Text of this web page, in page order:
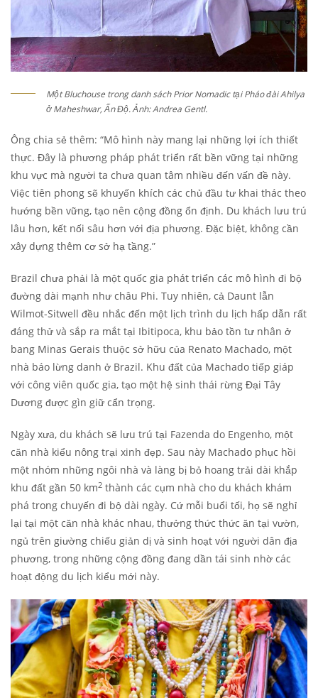
Một Bluchouse trong danh sách Prior Nomadic tại Pháo đài Ahilya
ở Maheshwar, Ấn Độ. Ảnh: Andrea Gentl.
Ông chia sẻ thêm: “Mô hình này mang lại những lợi ích thiết
thực. Đây là phương pháp phát triển rất bền vững tại những
khu vực mà người ta chưa quan tâm nhiều đến vấn đề này.
Việc tiên phong sẽ khuyến khích các chủ đầu tư khai thác theo
hướng bền vững, tạo nên cộng đồng ổn định. Du khách lưu trú
lâu hơn, kết nối sâu hơn với địa phương. Đặc biệt, không cần
xây dựng thêm cơ sở hạ tầng.”
Brazil chưa phải là một quốc gia phát triển các mô hình đi bộ
đường dài mạnh như châu Phi. Tuy nhiên, cả Daunt lẫn
Wilmot-Sitwell đều nhắc đến một lịch trình du lịch hấp dẫn rất
đáng thử và sắp ra mắt tại Ibitipoca, khu bảo tồn tư nhân ở
bang Minas Gerais thuộc sở hữu của Renato Machado, một
nhà báo lừng danh ở Brazil. Khu đất của Machado tiếp giáp
với công viên quốc gia, tạo một hệ sinh thái rừng Đại Tây
Dương được gìn giữ cẩn trọng.
Ngày xưa, du khách sẽ lưu trú tại Fazenda do Engenho, một
căn nhà kiểu nông trại xinh đẹp. Sau này Machado phục hồi
một nhóm những ngôi nhà và làng bị bỏ hoang trải dài khắp
khu đất gần 50 km2 thành các cụm nhà cho du khách khám
phá trong chuyến đi bộ dài ngày. Cứ mỗi buổi tối, họ sẽ nghỉ
lại tại một căn nhà khác nhau, thưởng thức thức ăn tại vườn,
ngủ trên giường chiếu giản dị và sinh hoạt với người dân địa
phương, trong những cộng đồng đang dần tái sinh nhờ các
hoạt động du lịch kiểu mới này.